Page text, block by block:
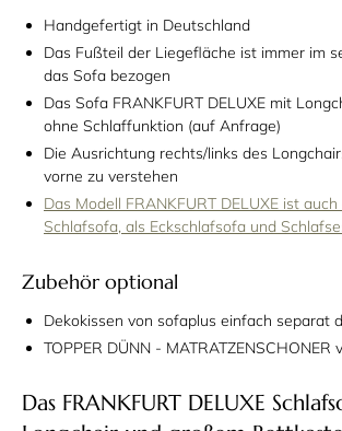
Handgefertigt in Deutschland
Das Fußteil der Liegefläche ist immer im
das Sofa bezogen
Das Sofa FRANKFURT DELUXE mit
ohne Schlaffunktion (auf Anfrage)
Die Ausrichtung rechts/links des
vorne zu verstehen
Das Modell FRANKFURT DELUXE ist
Schlafsofa, als Eckschlafsofa und
Zubehör optional
Dekokissen von sofaplus einfach separat
TOPPER DÜNN - MATRATZENSCHONER
Das FRANKFURT DELUXE